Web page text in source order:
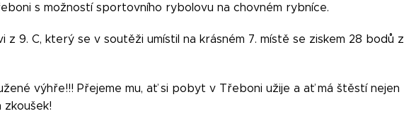
s možností sportovního rybolovu na chovném rybníce.
9. C, který se v soutěži umístil na krásném 7. místě se ziskem 28 bodů z
výhře!!! Přejeme mu, ať si pobyt v Třeboni užije a ať má štěstí nejen
zkoušek!